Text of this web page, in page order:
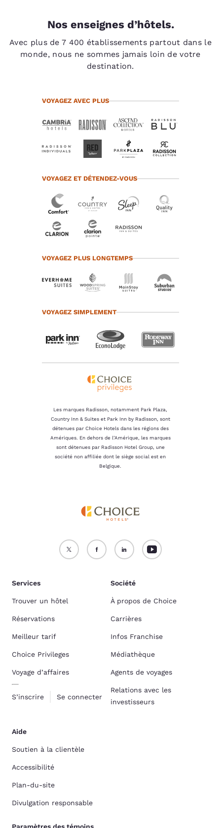
Nos enseignes d’hôtels.
Avec plus de 7 400 établissements partout dans le
monde, nous ne sommes jamais loin de votre
destination.
VOYAGEZ AVEC PLUS
VOYAGEZ ET DÉTENDEZ-VOUS
VOYAGEZ PLUS LONGTEMPS
VOYAGEZ SIMPLEMENT
Les marques Radisson, notamment Park Plaza,
Country Inn & Suites et Park Inn by Radisson, sont
détenues par Choice Hotels dans les régions des
Amériques. En dehors de l’Amérique, les marques
sont détenues par Radisson Hotel Group, une
société non affiliée dont le siège social est en
Belgique.
Services
Trouver un hôtel
Réservations
Meilleur tarif
Choice Privileges
Voyage d’affaires
S’inscrire Se connecter
Société
À propos de Choice
Carrières
Infos Franchise
Médiathèque
Agents de voyages
Relations avec les
investisseurs
Aide
Soutien à la clientèle
Accessibilité
Plan-du-site
Divulgation responsable